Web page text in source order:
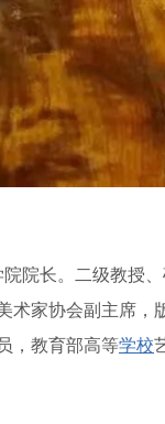
院长。二级教授
家协会副主席，
，教育部高等学校